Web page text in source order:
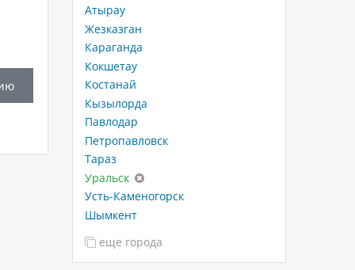
Атырау
Жезказган
Караганда
Кокшетау
Костанай
Кызылорда
Павлодар
Петропавловск
Тараз
Уральск
Усть-Каменогорск
Шымкент
еще города